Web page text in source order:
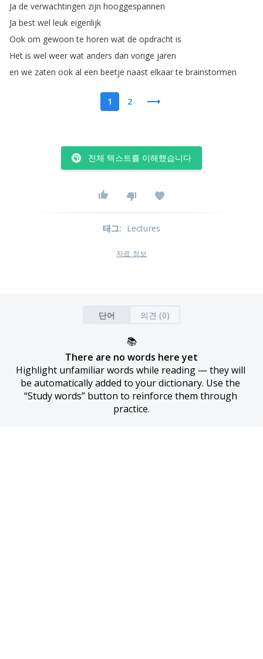
Ja de verwachtingen zijn hooggespannen
Ja best wel leuk eigenlijk
Ook om gewoon te horen wat de opdracht is
Het is wel weer wat anders dan vorige jaren
en we zaten ook al een beetje naast elkaar te brainstormen
1 2
전체 텍스트를 이해했습니다
태그: Lectures
자료 정보
단어 의견 (0)
📚
There are no words here yet
Highlight unfamiliar words while reading — they will
be automatically added to your dictionary. Use the
“Study words” button to reinforce them through
practice.